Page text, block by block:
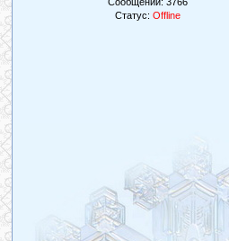
Статус: Offline